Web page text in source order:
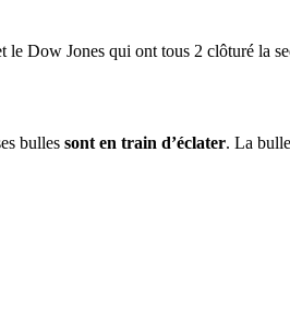
le Dow Jones qui ont tous 2 clôturé la
bulles sont en train d’éclater. La